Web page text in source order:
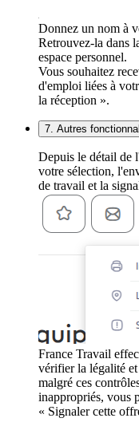
Donnez un nom à
Retrouvez-la dans
espace personnel.
Vous souhaitez
d'emploi liées à
la réception ».
7. Autres
Depuis le détail de
votre sélection,
de travail et la
France Travail
vérifier la légalité
malgré ces
inappropriés, vous
« Signaler cette